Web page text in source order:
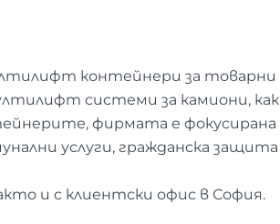
контейнери за товарни
системи за камиони,
фирмата е фокусирана
услуги, гражданска
и с клиентски офис в София.